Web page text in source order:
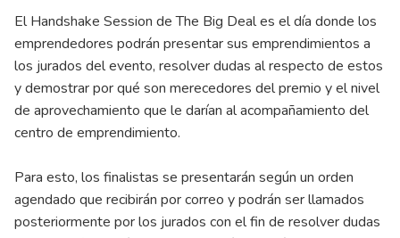
El Handshake Session de The Big Deal es el día donde los
emprendedores podrán presentar sus emprendimientos a
los jurados del evento, resolver dudas al respecto de estos
y demostrar por qué son merecedores del premio y el nivel
de aprovechamiento que le darían al acompañamiento del
centro de emprendimiento.
Para esto, los finalistas se presentarán según un orden
agendado que recibirán por correo y podrán ser llamados
posteriormente por los jurados con el fin de resolver dudas